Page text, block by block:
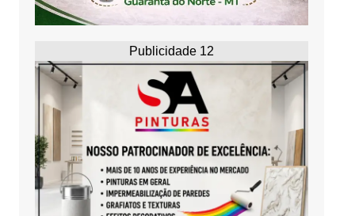
Publicidade 12